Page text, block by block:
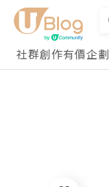
社群創作有價企劃